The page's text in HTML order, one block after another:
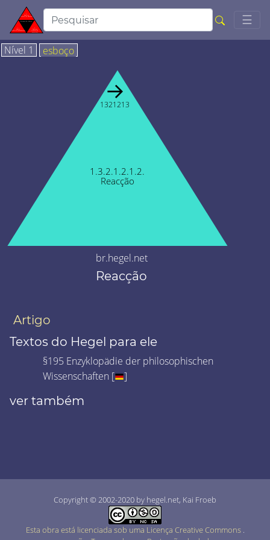
☰
Nível 1 esboço
1.3.2.1.2.1.2.
Reacção
→
1321213
br.hegel.net
Reacção
Artigo
Textos do Hegel para ele
§195 Enzyklopädie der philosophischen
Wissenschaften [
]
ver também
Copyright © 2002-2020 by hegel.net, Kai Froeb
Esta obra está licenciada sob uma Licença Creative Commons .